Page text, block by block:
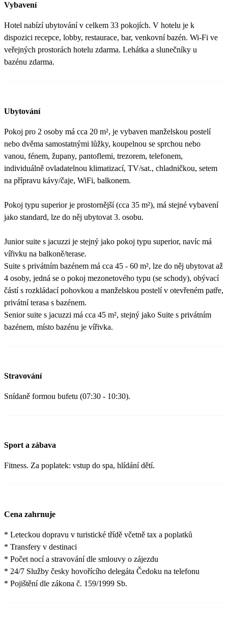
Vybavení
Hotel nabízí ubytování v celkem 33 pokojích. V hotelu je k
dispozici recepce, lobby, restaurace, bar, venkovní bazén. Wi-Fi ve
veřejných prostorách hotelu zdarma. Lehátka a slunečníky u
bazénu zdarma.
Ubytování
Pokoj pro 2 osoby má cca 20 m², je vybaven manželskou postelí
nebo dvěma samostatnými lůžky, koupelnou se sprchou nebo
vanou, fénem, župany, pantoflemi, trezorem, telefonem,
individuálně ovladatelnou klimatizací, TV/sat., chladničkou, setem
na přípravu kávy/čaje, WiFi, balkonem.
Pokoj typu superior je prostornější (cca 35 m²), má stejné vybavení
jako standard, lze do něj ubytovat 3. osobu.
Junior suite s jacuzzi je stejný jako pokoj typu superior, navíc má
vířivku na balkoně/terase.
Suite s privátním bazénem má cca 45 - 60 m², lze do něj ubytovat až
4 osoby, jedná se o pokoj mezonetového typu (se schody), obývací
částí s rozkládací pohovkou a manželskou postelí v otevřeném patře,
privátní terasa s bazénem.
Senior suite s jacuzzi má cca 45 m², stejný jako Suite s privátním
bazénem, místo bazénu je vířivka.
Stravování
Snídaně formou bufetu (07:30 - 10:30).
Sport a zábava
Fitness. Za poplatek: vstup do spa, hlídání dětí.
Cena zahrnuje
* Leteckou dopravu v turistické třídě včetně tax a poplatků
* Transfery v destinaci
* Počet nocí a stravování dle smlouvy o zájezdu
* 24/7 Služby česky hovořícího delegáta Čedoku na telefonu
* Pojištění dle zákona č. 159/1999 Sb.